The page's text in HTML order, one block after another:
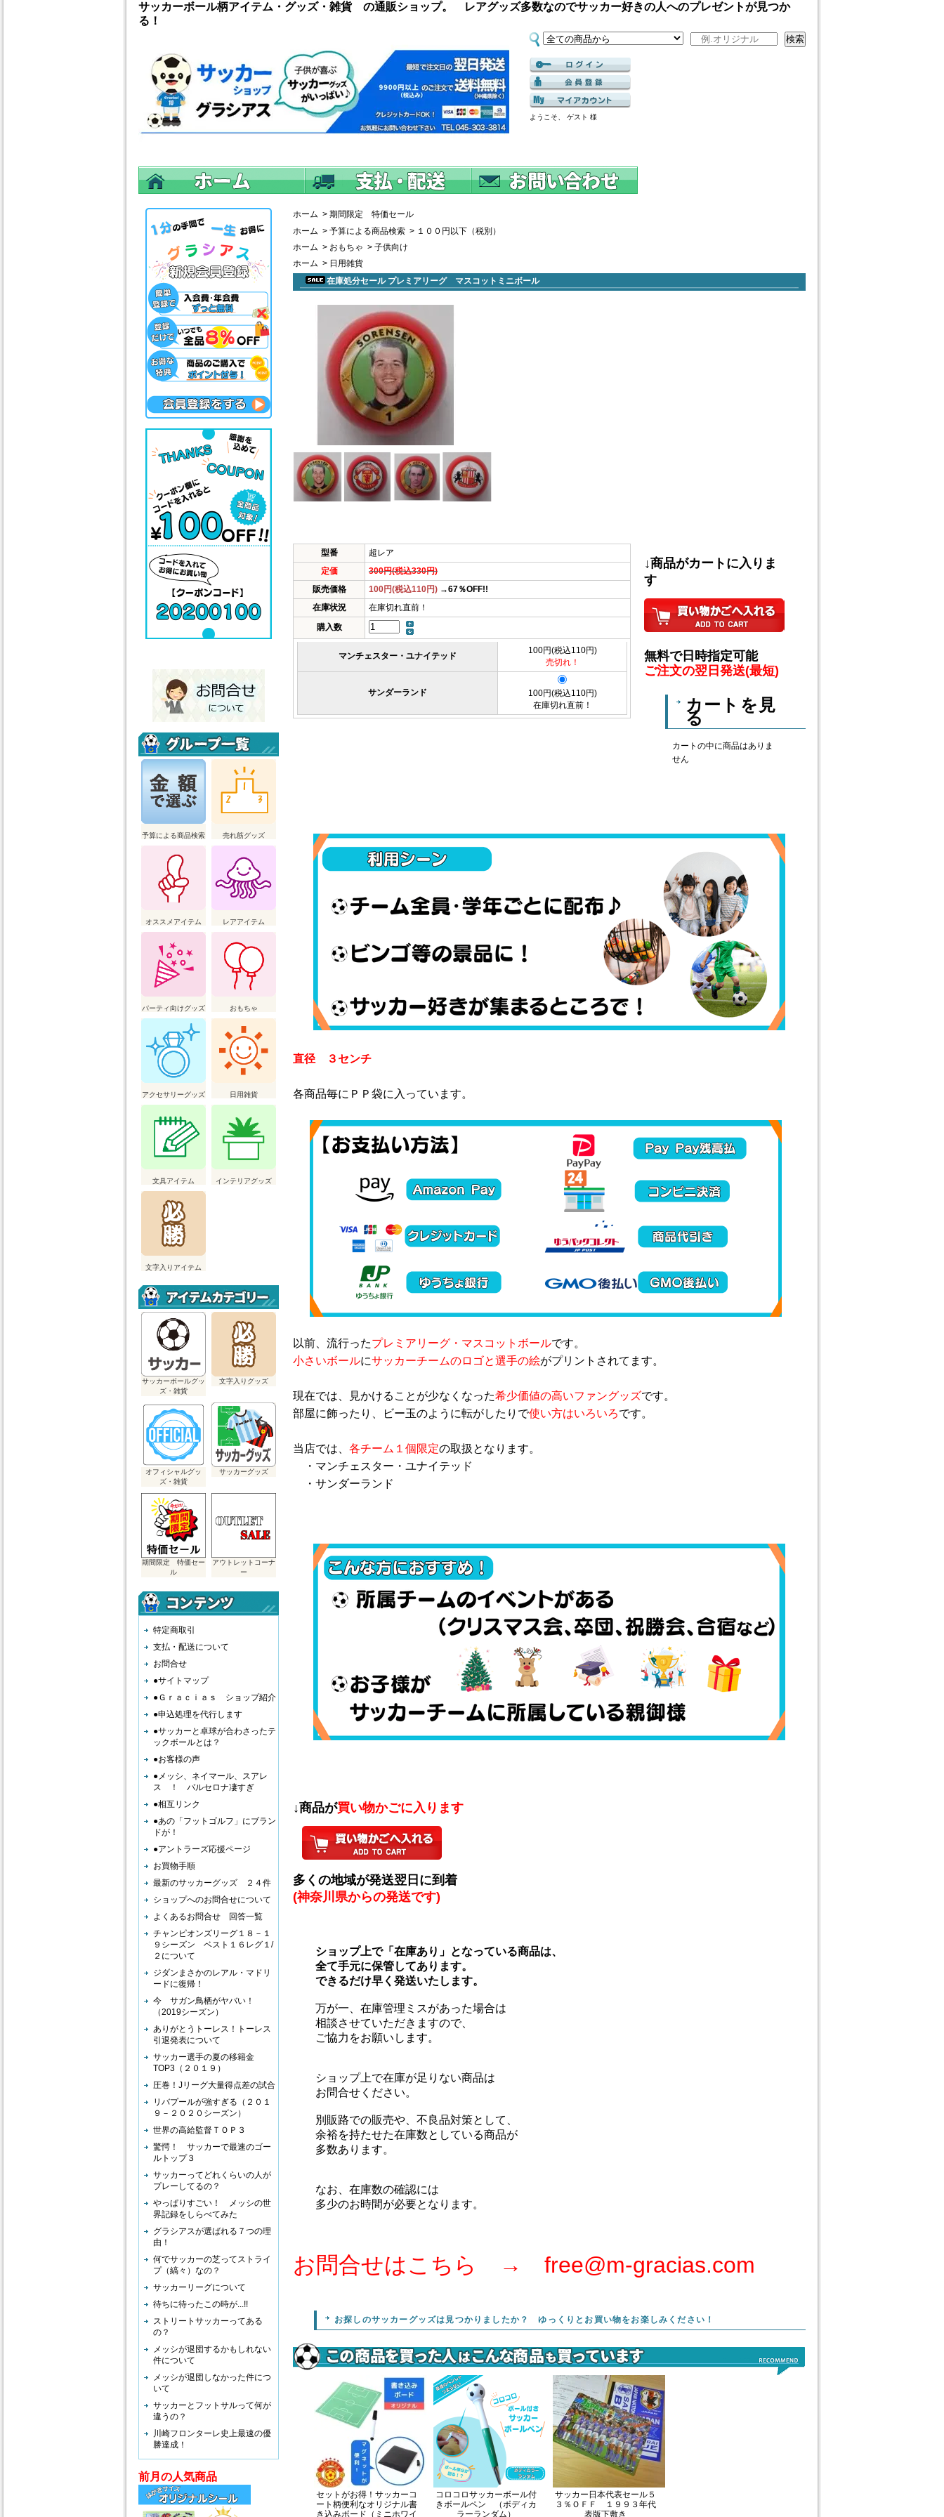
サッカーボール柄アイテム・グッズ・雑貨 の通販ショップ。 レアグッズ多数なのでサッカー好きの人へのプレゼントが見つか
る！
検索
ようこそ、 ゲスト 様
予算による商品検索 売れ筋グッズ
オススメアイテム レアアイテム
パーティ向けグッズ おもちゃ
アクセサリーグッズ 日用雑貨
文具アイテム インテリアグッズ
文字入りアイテム
サッカーボールグッ
ズ・雑貨
文字入りグッズ
オフィシャルグッ
ズ・雑貨
サッカーグッズ
期間限定 特価セー
ル
アウトレットコーナ
ー
特定商取引
支払・配送について
お問合せ
●サイトマップ
●Ｇｒａｃｉａｓ ショップ紹介
●申込処理を代行します
●サッカーと卓球が合わさったテ
ックボールとは？
●お客様の声
●メッシ、ネイマール、スアレ
ス ！ バルセロナ凄すぎ
●相互リンク
●あの「フットゴルフ」にブラン
ドが！
●アントラーズ応援ページ
お買物手順
最新のサッカーグッズ ２４件
ショップへのお問合せについて
よくあるお問合せ 回答一覧
チャンピオンズリーグ１８－１
９シーズン ベスト１６レグ１/
２について
ジダンまさかのレアル・マドリ
ードに復帰！
今 サガン鳥栖がヤバい！
（2019シーズン）
ありがとうトーレス！トーレス
引退発表について
サッカー選手の夏の移籍金
TOP3（２０１９）
圧巻！Jリーグ大量得点差の試合
リバプールが強すぎる（２０１
９－２０２０シーズン）
世界の高給監督ＴＯＰ３
驚愕！ サッカーで最速のゴー
ルトップ３
サッカーってどれくらいの人が
プレーしてるの？
やっぱりすごい！ メッシの世
界記録をしらべてみた
グラシアスが選ばれる７つの理
由！
何でサッカーの芝ってストライ
プ（縞々）なの？
サッカーリーグについて
待ちに待ったこの時が...!!
ストリートサッカーってある
の？
メッシが退団するかもしれない
件について
メッシが退団しなかった件につ
いて
サッカーとフットサルって何が
違うの？
川崎フロンターレ史上最速の優
勝達成！
前月の人気商品
ホーム > 期間限定 特価セール
ホーム > 予算による商品検索 > １００円以下（税別）
ホーム > おもちゃ > 子供向け
ホーム > 日用雑貨
在庫処分セール プレミアリーグ マスコットミニボール
型番
超レア
定価
300円(税込330円)
販売価格
100円(税込110円) →67％OFF!!
在庫状況
在庫切れ直前！
購入数
マンチェスター・ユナイテッド
100円(税込110円)
売切れ！
サンダーランド
100円(税込110円)
在庫切れ直前！
↓商品がカートに入りま
す
無料で日時指定可能
ご注文の翌日発送(最短)
カートを見
る
カートの中に商品はありま
せん
直径 ３センチ
各商品毎にＰＰ袋に入っています。
以前、流行ったプレミアリーグ・マスコットボールです。
小さいボールにサッカーチームのロゴと選手の絵がプリントされてます。
現在では、見かけることが少なくなった希少価値の高いファングッズです。
部屋に飾ったり、ビー玉のように転がしたりで使い方はいろいろです。
当店では、 各チーム１個限定の取扱となります。
・マンチェスター・ユナイテッド
・サンダーランド
↓商品が買い物かごに入ります
多くの地域が発送翌日に到着
(神奈川県からの発送です)
ショップ上で「在庫あり」となっている商品は、
全て手元に保管してあります。
できるだけ早く発送いたします。
万が一、在庫管理ミスがあった場合は
相談させていただきますので、
ご協力をお願いします。
ショップ上で在庫が足りない商品は
お問合せください。
別販路での販売や、不良品対策として、
余裕を持たせた在庫数としている商品が
多数あります。
なお、在庫数の確認には
多少のお時間が必要となります。
お問合せはこちら → free@m-gracias.com
お探しのサッカーグッズは見つかりましたか？ ゆっくりとお買い物をお楽しみください！
セットがお得！サッカーコ
ート柄便利なオリジナル書
き込みボード（ミニホワイ
コロコロサッカーボール付
きボールペン （ボディカ
ラーランダム）
サッカー日本代表セール５
３％ＯＦＦ １９９３年代
表版下敷き